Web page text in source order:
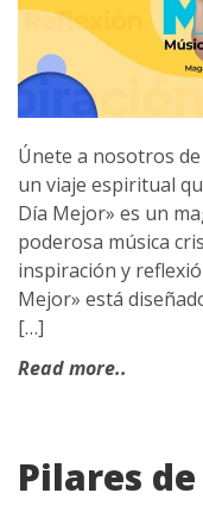
Únete a nosotros
un viaje espiritual
Día Mejor» es un
poderosa música
inspiración y
Mejor» está
[…]
Read more..
Pilares de